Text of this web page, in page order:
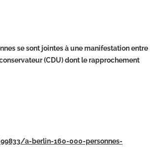
se sont jointes à une manifestation entre
(CDU) dont le rapprochement
a-berlin-160-000-personnes-